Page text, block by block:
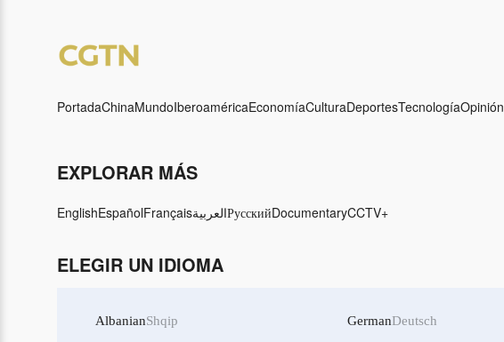
PortadaChinaMundoIberoaméricaEconomíaCulturaDeportesTecnologíaOpinión
EXPLORAR MÁS
EnglishEspañolFrançaisالعربيةРусскийDocumentaryCCTV+
ELEGIR UN IDIOMA
AlbanianShqip GermanDeutsch